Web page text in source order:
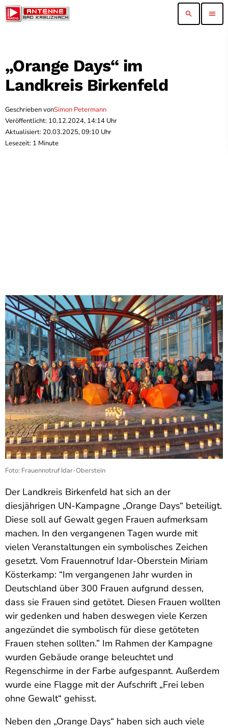
search menu
„Orange Days“ im
Landkreis Birkenfeld
Geschrieben vonSimon Petermann
Veröffentlicht: 10.12.2024, 14:14 Uhr
Aktualisiert: 20.03.2025, 09:10 Uhr
Lesezeit: 1 Minute
Foto: Frauennotruf Idar-Oberstein
Der Landkreis Birkenfeld hat sich an der
diesjährigen UN-Kampagne „Orange Days“ beteiligt.
Diese soll auf Gewalt gegen Frauen aufmerksam
machen. In den vergangenen Tagen wurde mit
vielen Veranstaltungen ein symbolisches Zeichen
gesetzt. Vom Frauennotruf Idar-Oberstein Miriam
Kösterkamp: “Im vergangenen Jahr wurden in
Deutschland über 300 Frauen aufgrund dessen,
dass sie Frauen sind getötet. Diesen Frauen wollten
wir gedenken und haben deswegen viele Kerzen
angezündet die symbolisch für diese getöteten
Frauen stehen sollten.” Im Rahmen der Kampagne
wurden Gebäude orange beleuchtet und
Regenschirme in der Farbe aufgespannt. Außerdem
wurde eine Flagge mit der Aufschrift „Frei leben
ohne Gewalt“ gehisst.
Neben den „Orange Days“ haben sich auch viele